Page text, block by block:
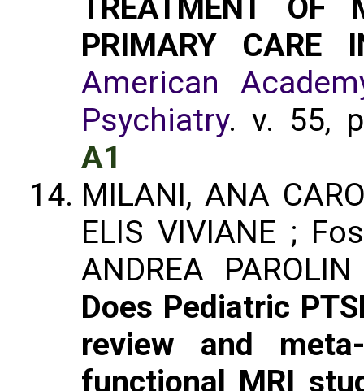
TREATMENT OF
PRIMARY CARE
American
Psychiatry. v. 55,
A1
MILANI, ANA
ELIS VIVIANE ;
ANDREA
Does Pediatric
review and
functional MRI